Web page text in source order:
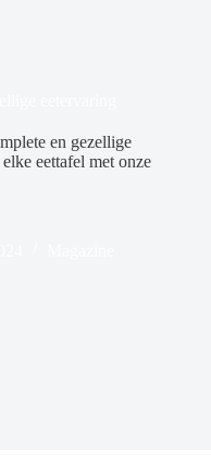
en gezellige
eettafel met onze